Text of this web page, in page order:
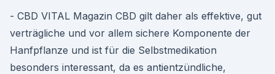
- CBD VITAL Magazin CBD gilt daher als effektive, gut
verträgliche und vor allem sichere Komponente der
Hanfpflanze und ist für die Selbstmedikation
besonders interessant, da es antientzündliche,